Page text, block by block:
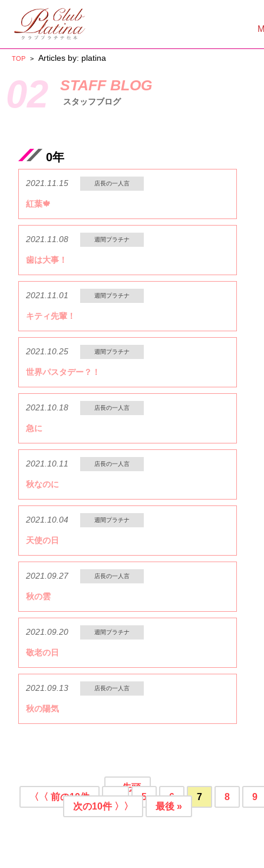
TOP > Articles by: platina
02 STAFF BLOG
スタッフブログ
0年
2021.11.15 店長の一人言
紅葉🍁
2021.11.08 週間プラチナ
歯は大事！
2021.11.01 週間プラチナ
キティ先輩！
2021.10.25 週間プラチナ
世界パスタデー？！
2021.10.18 店長の一人言
急に
2021.10.11 店長の一人言
秋なのに
2021.10.04 週間プラチナ
天使の日
2021.09.27 店長の一人言
秋の雲
2021.09.20 週間プラチナ
敬老の日
2021.09.13 店長の一人言
秋の陽気
« 先頭
〈〈 前の10件
... 5 6 7 8
9
次の10件 〉〉
最後 »